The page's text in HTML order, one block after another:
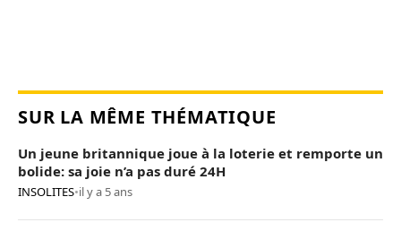
SUR LA MÊME THÉMATIQUE
Un jeune britannique joue à la loterie et remporte un
bolide: sa joie n’a pas duré 24H
INSOLITES•il y a 5 ans